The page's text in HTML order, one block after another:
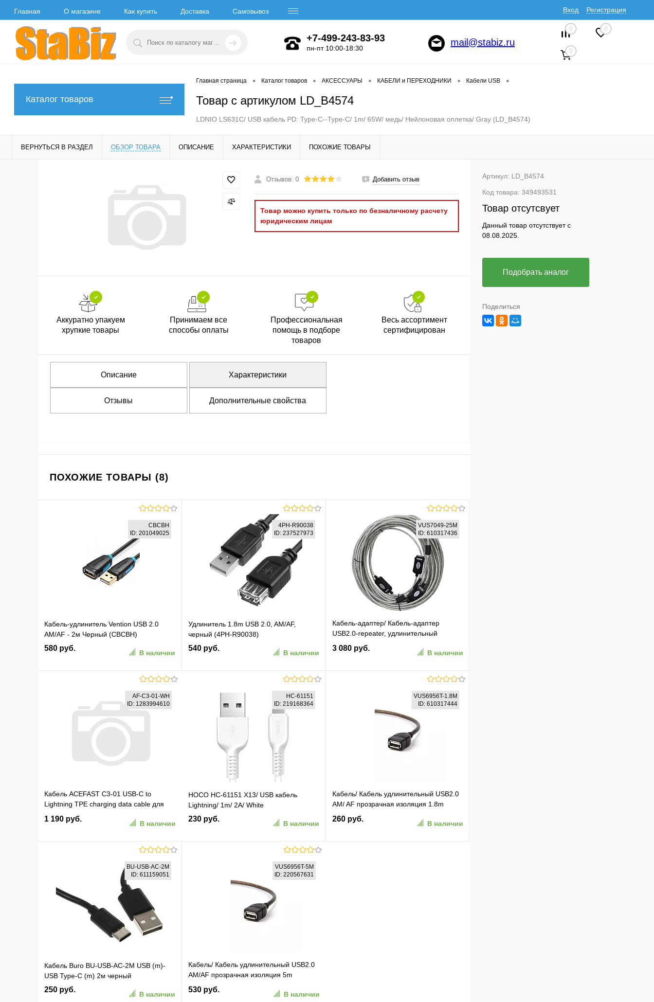
Главная О магазине Как купить Доставка Самовывоз Вход Регистрация
+7-499-243-83-93
пн-пт 10:00-18:30
mail@stabiz.ru
0 0
0
Каталог товаров
Главная страница • Каталог товаров • АКСЕССУАРЫ • КАБЕЛИ и ПЕРЕХОДНИКИ • Кабели USB •
Товар с артикулом LD_B4574
LDNIO LS631C/ USB кабель PD: Type-C--Type-C/ 1m/ 65W/ медь/ Нейлоновая оплетка/ Gray (LD_B4574)
ВЕРНУТЬСЯ В РАЗДЕЛ ОБЗОР ТОВАРА ОПИСАНИЕ ХАРАКТЕРИСТИКИ ПОХОЖИЕ ТОВАРЫ
Отзывов: 0 Добавить отзыв
Товар можно купить только по безналичному расчету
юридическим лицам
Аккуратно упакуем
хрупкие товары
Принимаем все
способы оплаты
Профессиональная
помощь в подборе
товаров
Весь ассортимент
сертифицирован
Описание Характеристики
Отзывы Дополнительные свойства
ПОХОЖИЕ ТОВАРЫ (8)
CBCBH
ID: 201049025
Кабель-удлинитель Vention USB 2.0
AM/AF - 2м Черный (CBCBH)
580 руб.
В наличии
В корзину
В избранное К сравнению
4PH-R90038
ID: 237527973
Удлинитель 1.8m USB 2.0, AM/AF,
черный (4PH-R90038)
540 руб.
В наличии
В корзину
В избранное К сравнению
VUS7049-25M
ID: 610317436
Кабель-адаптер/ Кабель-адаптер
USB2.0-repeater, удлинительный
активный
Af> 25м VCOM
3 080 руб.
В наличии
В корзину
К сравнению
AF-C3-01-WH
ID: 1283994610
Кабель ACEFAST C3-01 USB-C to
Lightning TPE charging data cable для
подзарядки и передачи данных. Цвет:
белый (AF-C3-01-WH)
1 190 руб.
В наличии
В корзину
В избранное К сравнению
HC-61151
ID: 219168364
HOCO HC-61151 X13/ USB кабель
Lightning/ 1m/ 2A/ White
230 руб.
В наличии
В корзину
К сравнению
VUS6956T-1.8M
ID: 610317444
Кабель/ Кабель удлинительный USB2.0
AM/ AF прозрачная изоляция 1.8m
Telecom [VUS6956T-1.8M]
260 руб.
В наличии
BU-USB-AC-2M
ID: 611159051
Кабель Buro BU-USB-AC-2M USB (m)-
USB Type-C (m) 2м черный
250 руб.
В наличии
VUS6956T-5M
ID: 220567631
Кабель/ Кабель удлинительный USB2.0
AM/AF прозрачная изоляция 5m
Telecom
530 руб.
В наличии
Артикул: LD_B4574
Код товара: 349493531
Товар отсутсвует
Данный товар отсутствует с
08.08.2025.
Подобрать аналог
Поделиться